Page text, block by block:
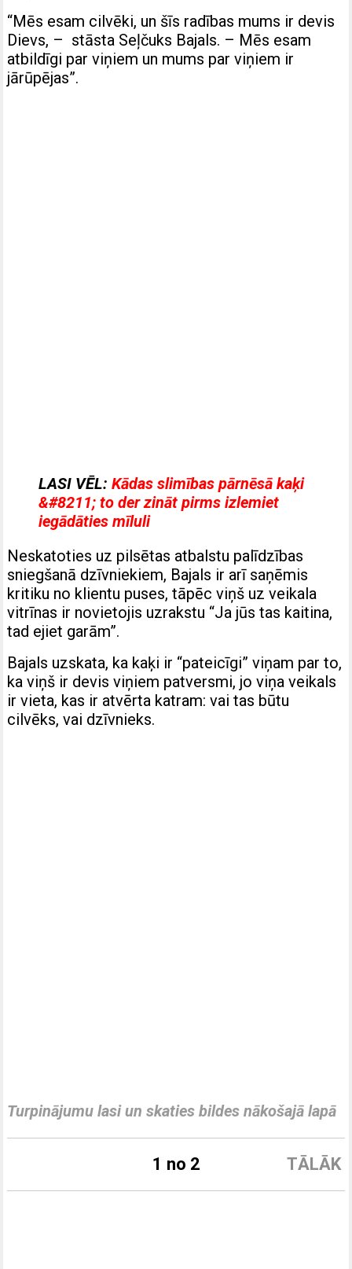
“Mēs esam cilvēki, un šīs radības mums ir devis
Dievs, – stāsta Seļčuks Bajals. – Mēs esam
atbildīgi par viņiem un mums par viņiem ir
jārūpējas”.
LASI VĒL:Kādas slimības pārnēsā kaķi
&#8211; to der zināt pirms izlemiet
iegādāties mīluli
Neskatoties uz pilsētas atbalstu palīdzības
sniegšanā dzīvniekiem, Bajals ir arī saņēmis
kritiku no klientu puses, tāpēc viņš uz veikala
vitrīnas ir novietojis uzrakstu “Ja jūs tas kaitina,
tad ejiet garām”.
Bajals uzskata, ka kaķi ir “pateicīgi” viņam par to,
ka viņš ir devis viņiem patversmi, jo viņa veikals
ir vieta, kas ir atvērta katram: vai tas būtu
cilvēks, vai dzīvnieks.
Turpinājumu lasi un skaties bildes nākošajā lapā
TĀLĀK
1 no 2